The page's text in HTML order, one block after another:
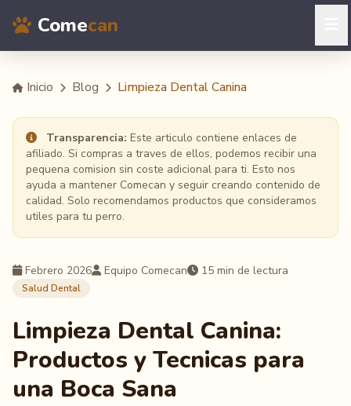
Comecan
Inicio Blog Limpieza Dental Canina
Transparencia: Este articulo contiene enlaces de
afiliado. Si compras a traves de ellos, podemos recibir una
pequena comision sin coste adicional para ti. Esto nos
ayuda a mantener Comecan y seguir creando contenido de
calidad. Solo recomendamos productos que consideramos
utiles para tu perro.
Febrero 2026 Equipo Comecan 15 min de lectura
Salud Dental
Limpieza Dental Canina:
Productos y Tecnicas para
una Boca Sana